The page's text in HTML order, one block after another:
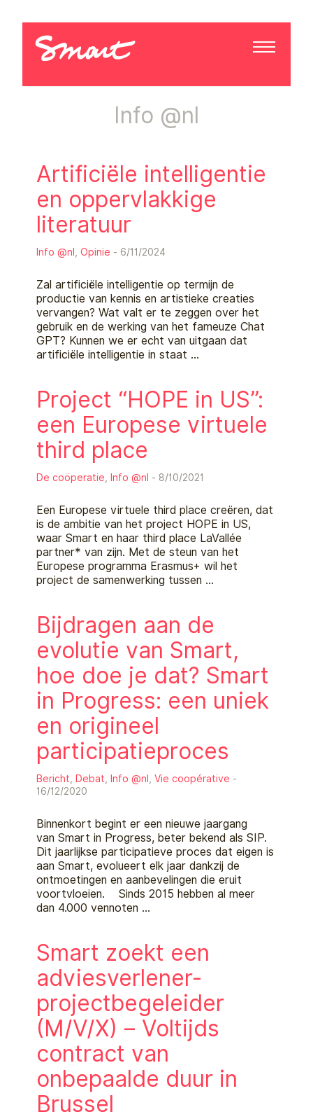
Info @nl
Artificiële intelligentie
en oppervlakkige
literatuur
Info @nl ,Opinie - 6/11/2024
Zal artificiële intelligentie op termijn de
productie van kennis en artistieke creaties
vervangen? Wat valt er te zeggen over het
gebruik en de werking van het fameuze Chat
GPT? Kunnen we er echt van uitgaan dat
artificiële intelligentie in staat …
Project “HOPE in US”:
een Europese virtuele
third place
De coöperatie Info @nl - 8/10/2021
Een Europese virtuele third place creëren, dat
is de ambitie van het project HOPE in US,
waar Smart en haar third place LaVallée
partner* van zijn. Met de steun van het
Europese programma Erasmus+ wil het
project de samenwerking tussen …
Bijdragen aan de
evolutie van Smart,
hoe doe je dat? Smart
in Progress: een uniek
en origineel
participatieproces
Bericht Debat Info @nl ,Vie coopérative -
16/12/2020
Binnenkort begint er een nieuwe jaargang
van Smart in Progress, beter bekend als SIP.
Dit jaarlijkse participatieve proces dat eigen is
aan Smart, evolueert elk jaar dankzij de
ontmoetingen en aanbevelingen die eruit
voortvloeien. Sinds 2015 hebben al meer
dan 4.000 vennoten …
Smart zoekt een
adviesverlener-
projectbegeleider
(M/V/X) – Voltijds
contract van
onbepaalde duur in
Brussel